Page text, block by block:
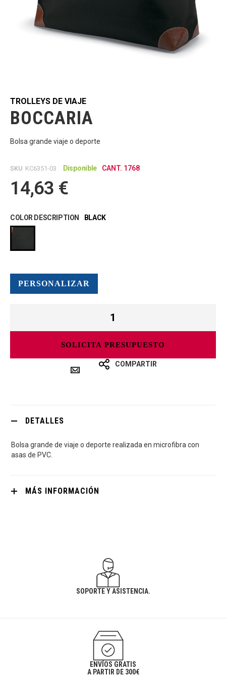
de
la
galería
imágenes
TROLLEYS DE VIAJE
BOCCARIA
Bolsa grande viaje o deporte
SKU KC6351-03 Disponible CANT. 1768
14,63 €
COLOR DESCRIPTION BLACK
PERSONALIZAR
SOLICITA PRESUPUESTO
COMPARTIR
DETALLES
Bolsa grande de viaje o deporte realizada en microfibra con
asas de PVC.
MÁS INFORMACIÓN
SOPORTE Y ASISTENCIA.
ENVÍOS GRATIS
A PARTIR DE 300€